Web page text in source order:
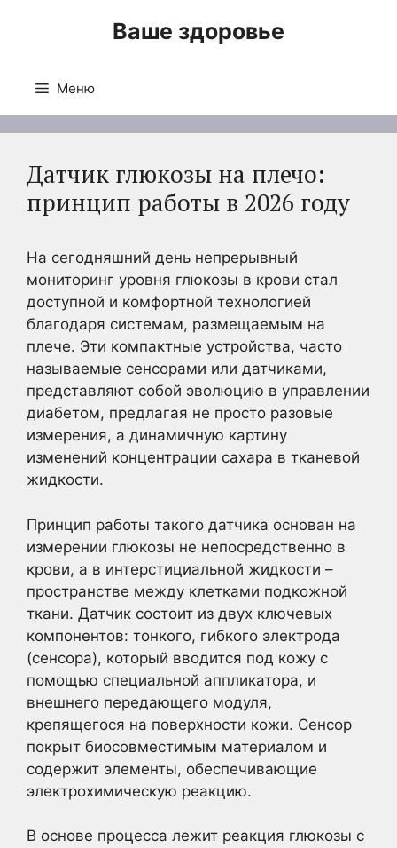
Ваше здоровье
Меню
Датчик глюкозы на плечо:
принцип работы в 2026 году
На сегодняшний день непрерывный
мониторинг уровня глюкозы в крови стал
доступной и комфортной технологией
благодаря системам, размещаемым на
плече. Эти компактные устройства, часто
называемые сенсорами или датчиками,
представляют собой эволюцию в управлении
диабетом, предлагая не просто разовые
измерения, а динамичную картину
изменений концентрации сахара в тканевой
жидкости.
Принцип работы такого датчика основан на
измерении глюкозы не непосредственно в
крови, а в интерстициальной жидкости –
пространстве между клетками подкожной
ткани. Датчик состоит из двух ключевых
компонентов: тонкого, гибкого электрода
(сенсора), который вводится под кожу с
помощью специальной аппликатора, и
внешнего передающего модуля,
крепящегося на поверхности кожи. Сенсор
покрыт биосовместимым материалом и
содержит элементы, обеспечивающие
электрохимическую реакцию.
В основе процесса лежит реакция глюкозы с